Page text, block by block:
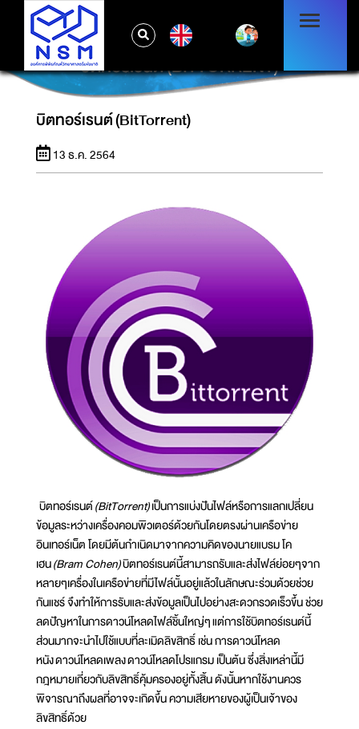
บิตทอร์เรนต์ (BITTORRENT)
บิตทอร์เรนต์ (BitTorrent)
13 ธ.ค. 2564
บิตทอร์เรนต์(BitTorrent)เป็นการแบ่งปันไฟล์หรือการแลกเปลี่ยน
ข้อมูลระหว่างเครื่องคอมพิวเตอร์ด้วยกันโดยตรงผ่านเครือข่าย
อินเทอร์เน็ต โดยมีต้นกำเนิดมาจากความคิดของนายแบรม โค
เฮน(Bram Cohen)บิตทอร์เรนต์นี้สามารถรับและส่งไฟล์ย่อยๆจาก
หลายๆเครื่องในเครือข่ายที่มีไฟล์นั้นอยู่แล้วในลักษณะร่วมด้วยช่วย
กันแชร์ จึงทำให้การรับและส่งข้อมูลเป็นไปอย่างสะดวกรวดเร็วขึ้น ช่วย
ลดปัญหาในการดาวน์โหลดไฟล์ชิ้นใหญ่ๆ แต่การใช้บิตทอร์เรนต์นี้
ส่วนมากจะนำไปใช้แบบที่ละเมิดลิขสิทธิ์ เช่น การดาวน์โหลด
หนัง ดาวน์โหลดเพลง ดาวน์โหลดโปรแกรม เป็นต้น ซึ่งสิ่งเหล่านี้มี
กฎหมายเกี่ยวกับลิขสิทธิ์คุ้มครองอยู่ทั้งสิ้น ดังนั้นหากใช้งานควร
พิจารณาถึงผลที่อาจจะเกิดขึ้น ความเสียหายของผู้เป็นเจ้าของ
ลิขสิทธิ์ด้วย